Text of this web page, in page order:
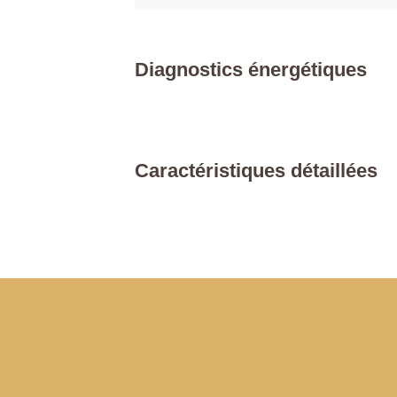
Diagnostics énergétiques
Caractéristiques détaillées